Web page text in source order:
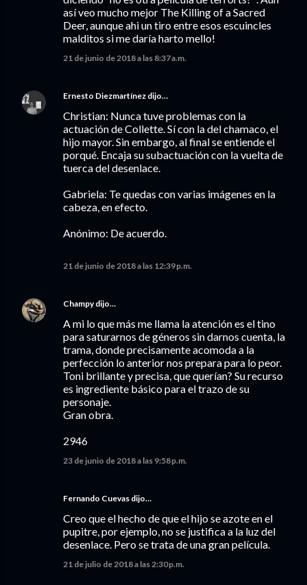
así veo mucho mejor The Killing of a Sacred
Deer, aunque ahi un tiro entre esos escuincles
malditos si me daría harto mello!
21 de junio de 2018 a las 8:37 a.m.
Ernesto Diezmartínez dijo…
Christian: Nunca tuve problemas con la
actuación de Collette. Sí con la del chamaco, el
hijo mayor. Sin embargo, al final se entiende el
porqué. Encaja su subactuación con la vuelta de
tuerca del desenlace.
Gabriela: Te quedas con varias imágenes en la
cabeza, en efecto.
Anónimo: De acuerdo.
21 de junio de 2018 a las 12:39 p.m.
Champydijo…
A mi lo que más me llama la atención es el tino
para saturarnos de géneros sin darnos cuenta, la
trama, donde precisamente acomoda a la
perfección lo anterior nos prepara para lo peor.
Toni brillante y precisa, que querían? Su recurso
es ingrediente básico para el trazo de su
personaje.
Gran obra.
2946
23 de junio de 2018 a las 9:58 p.m.
Fernando Cuevas dijo…
Creo que el hecho de que el hijo se azote en el
pupitre, por ejemplo, no se justifica a la luz del
desenlace. Pero se trata de una gran película.
21 de julio de 2018 a las 2:30 p.m.